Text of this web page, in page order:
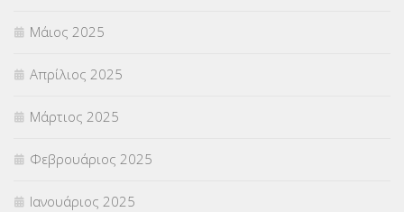
Μάιος 2025
Απρίλιος 2025
Μάρτιος 2025
Φεβρουάριος 2025
Ιανουάριος 2025